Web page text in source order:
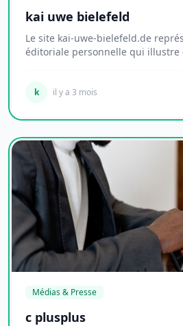
kai uwe bielefeld
Le site kai-uwe-bielefeld.de
éditoriale personnelle qui illustre
k il y a 3 mois
Médias & Presse
c plusplus